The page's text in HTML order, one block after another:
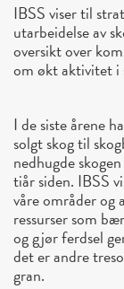
IBSS viser til
utarbeidelse av
oversikt over
om økt aktivitet i
I de siste årene
solgt skog til
nedhugde
tiår siden. IBSS
våre områder og
ressurser som
og gjør ferdsel
det er andre
gran.